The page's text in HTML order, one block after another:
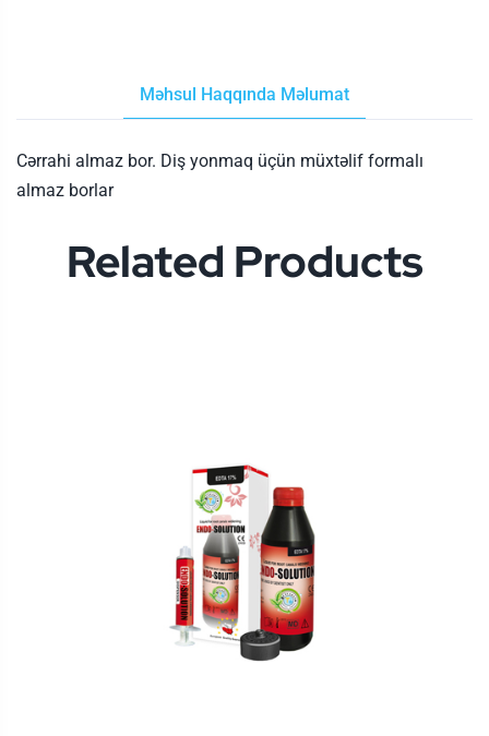
Məhsul Haqqında Məlumat
Cərrahi almaz bor. Diş yonmaq üçün müxtəlif formalı
almaz borlar
Related Products